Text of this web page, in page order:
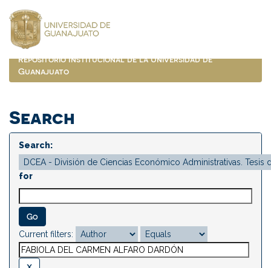
navigation
Repositorio Institucional de la Universidad de
Guanajuato
Search
Search:
for
Current filters: